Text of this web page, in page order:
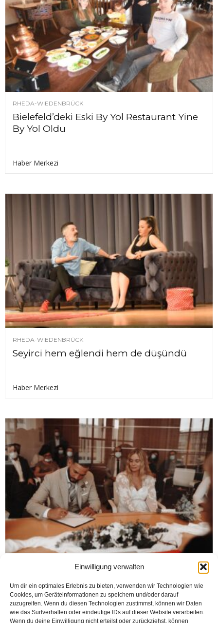
Einwilligung verwalten
Um dir ein optimales Erlebnis zu bieten, verwenden wir Technologien wie
Cookies, um Geräteinformationen zu speichern und/oder darauf
zuzugreifen. Wenn du diesen Technologien zustimmst, können wir Daten
wie das Surfverhalten oder eindeutige IDs auf dieser Website verarbeiten.
Wenn du deine Einwilligung nicht erteilst oder zurückziehst, können
RHEDA-WIEDENBRÜCK
Bielefeld’deki Eski By Yol Restaurant Yine
By Yol Oldu
Haber Merkezi
RHEDA-WIEDENBRÜCK
Seyirci hem eğlendi hem de düşündü
Haber Merkezi
RHEDA-WIEDENBRÜCK
Nikahlandı